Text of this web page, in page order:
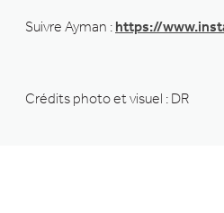
Suivre Ayman : https://
Crédits photo et visuel : DR